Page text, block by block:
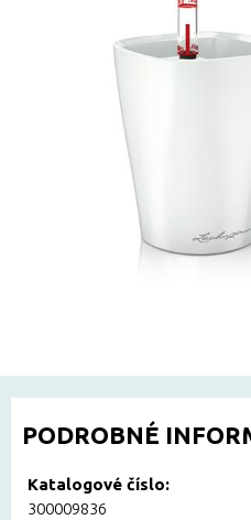
PODROBNÉ
Katalogové číslo:
300009836